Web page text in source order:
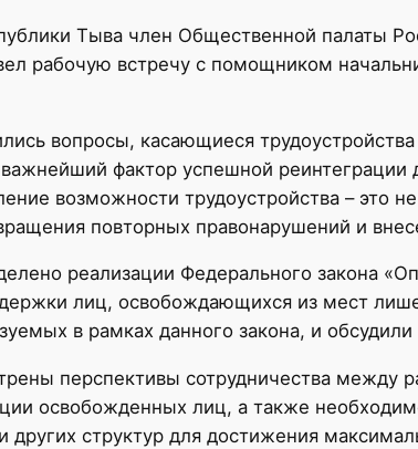
Тыва член Общественной палаты
рабочую встречу с помощником
вопросы, касающиеся
фактор успешной
возможности трудоустройства – это
повторных правонарушений и
реализации Федерального закона
лиц, освобождающихся из мест
в рамках данного закона, и
перспективы сотрудничества между
освобожденных лиц, а также
структур для достижения